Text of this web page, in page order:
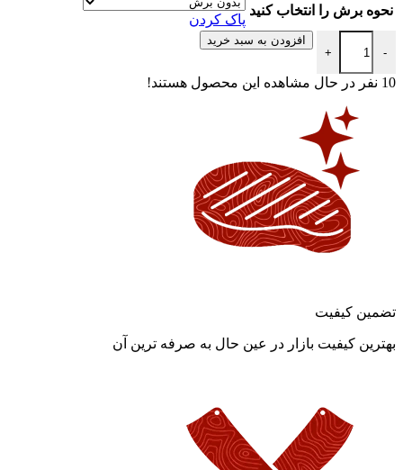
نحوه برش را انتخاب کنید
پاک کردن
-
مغز ران مرغ عدد
+
افزودن به سبد خرید
10 نفر در حال مشاهده این محصول هستند!
تضمین کیفیت
بهترین کیفیت بازار در عین حال به صرفه ترین آن